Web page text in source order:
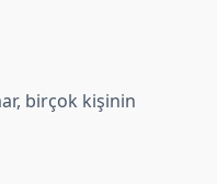
birçok kişinin